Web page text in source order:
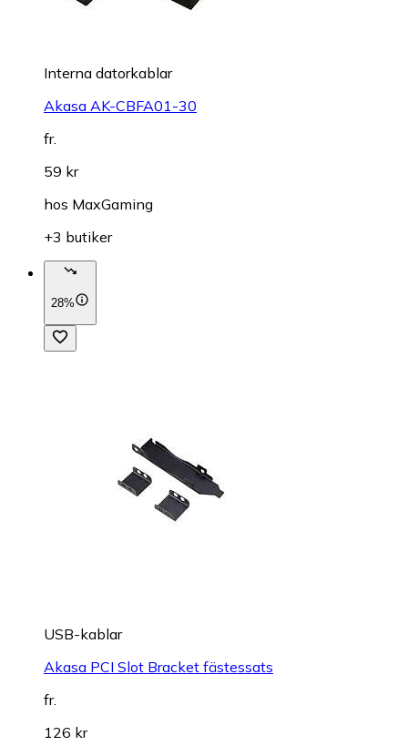
Interna datorkablar
Akasa AK-CBFA01-30
fr.
59 kr
hos MaxGaming
+3 butiker
28%
USB-kablar
Akasa PCI Slot Bracket fästessats
fr.
126 kr